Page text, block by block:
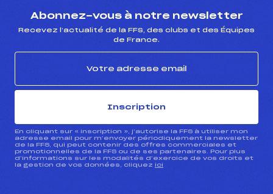
Abonnez-vous à notre newsletter
Recevez l’actualité de la FFS, des clubs et des Équipes
de France.
Inscription
En cliquant sur « inscription », j’autorise la FFS à utiliser mon
adresse email pour m’envoyer périodiquement la newsletter
de la FFS, qui peut contenir des offres commerciales et
promotionnelles de la FFS ou de ses partenaires. Pour plus
d’informations sur les modalités d’exercice de vos droits et
la gestion de vos données, cliquez ici